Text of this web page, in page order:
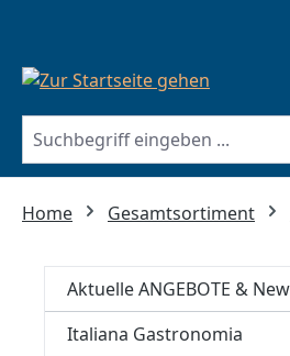
Home Gesamtsortiment
Aktuelle ANGEBOTE &
Italiana Gastronomia